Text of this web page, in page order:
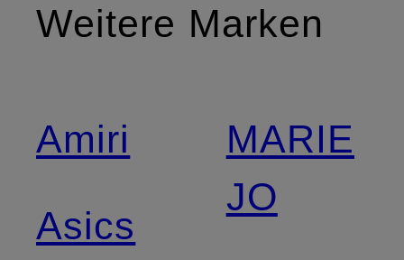
Weitere Marken
Amiri
Asics
MARIE
JO